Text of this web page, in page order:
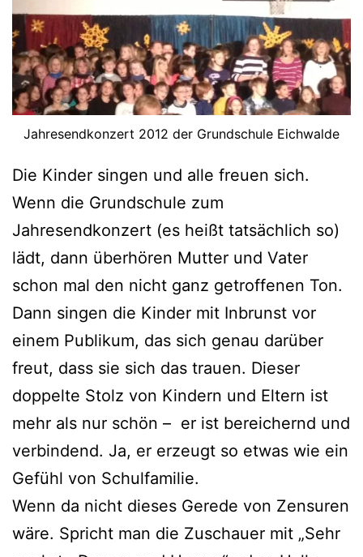
Jahresendkonzert 2012 der Grundschule Eichwalde
Die Kinder singen und alle freuen sich.
Wenn die Grundschule zum
Jahresendkonzert (es heißt tatsächlich so)
lädt, dann überhören Mutter und Vater
schon mal den nicht ganz getroffenen Ton.
Dann singen die Kinder mit Inbrunst vor
einem Publikum, das sich genau darüber
freut, dass sie sich das trauen. Dieser
doppelte Stolz von Kindern und Eltern ist
mehr als nur schön – er ist bereichernd und
verbindend. Ja, er erzeugt so etwas wie ein
Gefühl von Schulfamilie.
Wenn da nicht dieses Gerede von Zensuren
wäre. Spricht man die Zuschauer mit „Sehr